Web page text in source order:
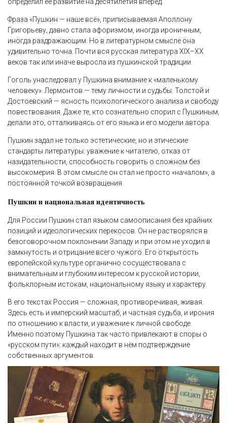
Фраза «Пушкин — наше всё», приписываемая Аполлону
Григорьеву, давно стала афоризмом, иногда ироничным,
иногда раздражающим. Но в литературном смысле она
удивительно точна. Почти вся русская литература XIX–XX
веков так или иначе выросла из пушкинской традиции.
Гоголь унаследовал у Пушкина внимание к «маленькому
человеку». Лермонтов — тему личности и судьбы. Толстой и
Достоевский — ясность психологического анализа и свободу
повествования. Даже те, кто сознательно спорил с Пушкиным,
делали это, отталкиваясь от его языка и его модели автора.
Пушкин задал не только эстетические, но и этические
стандарты литературы: уважение к читателю, отказ от
назидательности, способность говорить о сложном без
высокомерия. В этом смысле он стал не просто «началом», а
постоянной точкой возвращения.
Пушкин и национальная идентичность
Для России Пушкин стал языком самоописания без крайних
позиций и идеологических перекосов. Он не растворялся в
безоговорочном поклонении Западу и при этом не уходил в
замкнутость и отрицание всего чужого. Его открытость
европейской культуре органично сосуществовала с
внимательным и глубоким интересом к русской истории,
фольклорным истокам, национальному языку и характеру.
В его текстах Россия — сложная, противоречивая, живая.
Здесь есть и имперский масштаб, и частная судьба, и ирония
по отношению к власти, и уважение к личной свободе.
Именно поэтому Пушкина так часто привлекают в споры о
«русском пути»: каждый находит в нём подтверждение
собственных аргументов.